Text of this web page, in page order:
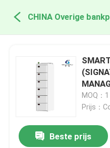
CHINA Overige
MOQ：1
Prijs：
Beste prijs